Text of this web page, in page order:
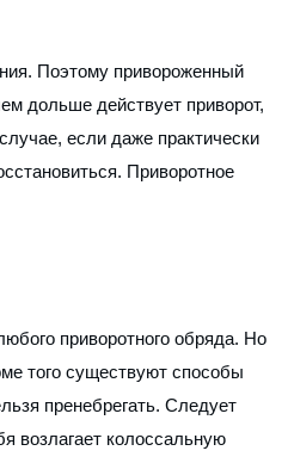
Поэтому привороженный
дольше действует приворот,
если даже практически
Приворотное
приворотного обряда. Но
того существуют способы
пренебрегать. Следует
возлагает колоссальную